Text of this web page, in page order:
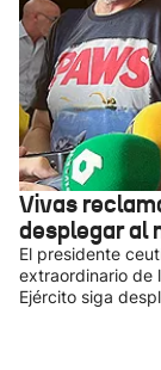
Vivas
desplegar al
El presidente
extraordinario de
Ejército siga